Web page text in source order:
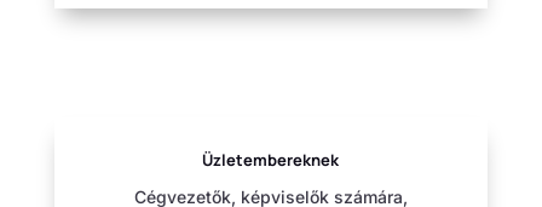
Üzletembereknek
Cégvezetők, képviselők számára,